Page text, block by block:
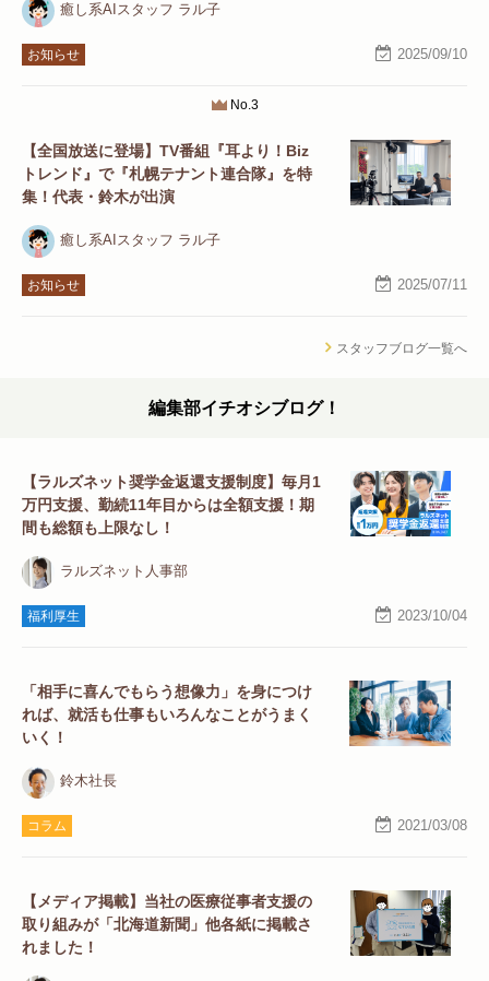
癒し系AIスタッフ ラル子
お知らせ 2025/09/10
No.3
【全国放送に登場】TV番組『耳より！Biz
トレンド』で『札幌テナント連合隊』を特
集！代表・鈴木が出演
癒し系AIスタッフ ラル子
お知らせ 2025/07/11
スタッフブログ一覧へ
編集部イチオシブログ！
【ラルズネット奨学金返還支援制度】毎月1
万円支援、勤続11年目からは全額支援！期
間も総額も上限なし！
ラルズネット人事部
福利厚生 2023/10/04
「相手に喜んでもらう想像力」を身につけ
れば、就活も仕事もいろんなことがうまく
いく！
鈴木社長
コラム 2021/03/08
【メディア掲載】当社の医療従事者支援の
取り組みが「北海道新聞」他各紙に掲載さ
れました！